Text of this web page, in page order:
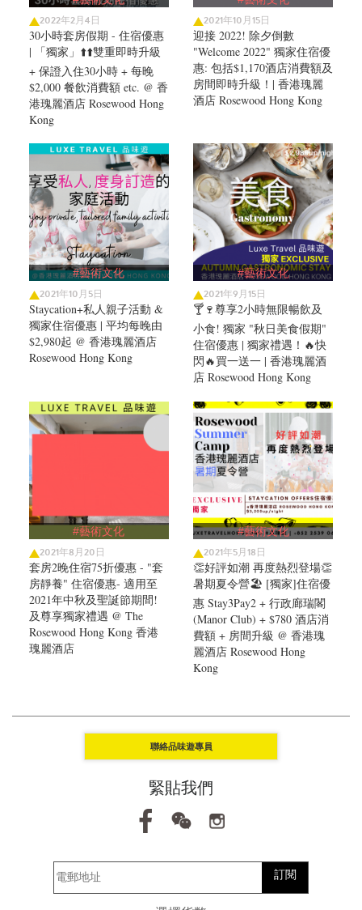
2022年2月4日
30小時套房假期 - 住宿優惠
| 「獨家」⬆️⬆️雙重即時升級
+ 保證入住30小時 + 每晚
$2,000 餐飲消費額 etc. @ 香
港瑰麗酒店 Rosewood Hong
Kong
2021年10月15日
迎接 2022! 除夕倒數
"Welcome 2022" 獨家住宿優
惠: 包括$1,170酒店消費額及
房間即時升級！| 香港瑰麗
酒店 Rosewood Hong Kong
#藝術文化
2021年10月5日
Staycation+私人親子活動 &
獨家住宿優惠 | 平均每晚由
$2,980起 @ 香港瑰麗酒店
Rosewood Hong Kong
#藝術文化
2021年9月15日
🍸🍷尊享2小時無限暢飲及
小食! 獨家 "秋日美食假期"
住宿優惠 | 獨家禮遇！🔥快
閃🔥買一送一 | 香港瑰麗酒
店 Rosewood Hong Kong
#藝術文化
2021年8月20日
套房2晚住宿75折優惠 - "套
房靜養" 住宿優惠- 適用至
2021年中秋及聖誕節期間!
及尊享獨家禮遇 @ The
Rosewood Hong Kong 香港
瑰麗酒店
#藝術文化
2021年5月18日
👏好評如潮 再度熱烈登場👏
暑期夏令營🏖️ [獨家]住宿優
惠 Stay3Pay2 + 行政廊瑞閣
(Manor Club) + $780 酒店消
費額 + 房間升級 @ 香港瑰
麗酒店 Rosewood Hong
Kong
聯絡品味遊專員
緊貼我們
訂閱